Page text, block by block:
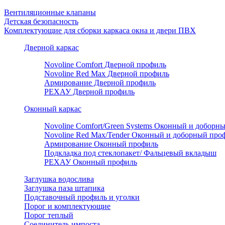
Вентиляционные клапаны
Детская безопасность
Комплектующие для сборки каркаса окна и двери ПВХ
Дверной каркас
Novoline Comfort Дверной профиль
Novoline Red Мax Дверной профиль
Армирование Дверной профиль
РЕХАУ Дверной профиль
Оконный каркас
Novoline Comfort/Green Systems Оконный и
Novoline Red Max/Tender Оконный и доборный
Армирование Оконный профиль
Подкладка под стеклопакет/ Фальцевый вкладыш
РЕХАУ Оконный профиль
Заглушка водослива
Заглушка паза штапика
Подставочный профиль и уголки
Порог и комплектующие
Порог теплый